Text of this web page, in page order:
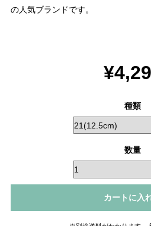
の人気ブランドです。
種類
数量
カートに入